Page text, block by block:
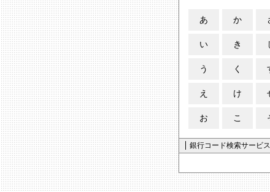
あ か
い き
う く
え け
お こ
銀行コード検索サービス